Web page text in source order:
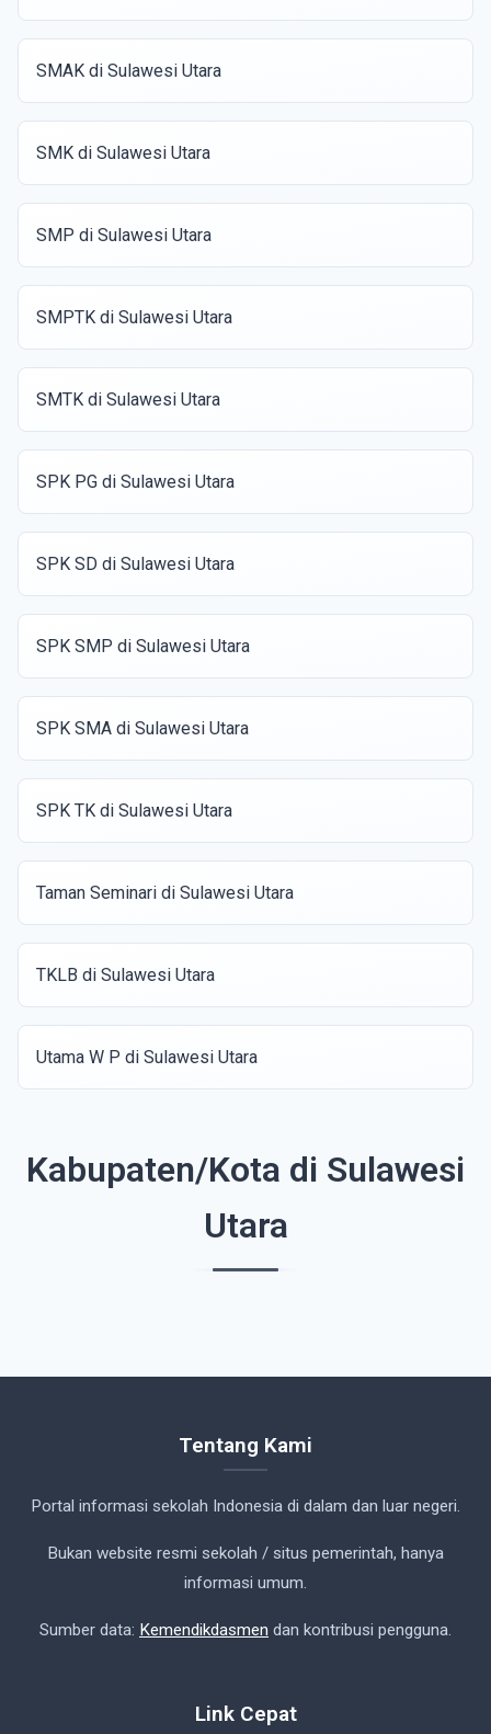
SMAK di Sulawesi Utara
SMK di Sulawesi Utara
SMP di Sulawesi Utara
SMPTK di Sulawesi Utara
SMTK di Sulawesi Utara
SPK PG di Sulawesi Utara
SPK SD di Sulawesi Utara
SPK SMP di Sulawesi Utara
SPK SMA di Sulawesi Utara
SPK TK di Sulawesi Utara
Taman Seminari di Sulawesi Utara
TKLB di Sulawesi Utara
Utama W P di Sulawesi Utara
Kabupaten/Kota di Sulawesi
Utara
Tentang Kami
Portal informasi sekolah Indonesia di dalam dan luar negeri.
Bukan website resmi sekolah / situs pemerintah, hanya
informasi umum.
Sumber data: Kemendikdasmen dan kontribusi pengguna.
Link Cepat